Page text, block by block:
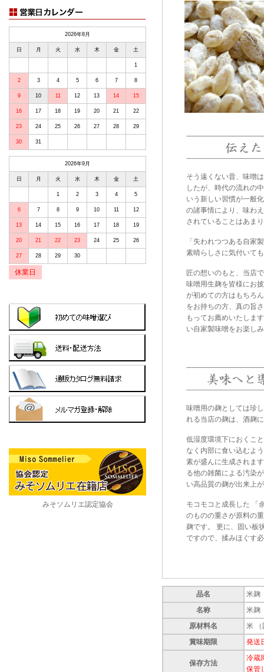
そう遠くない昔、味噌
したが、時代の流れの
いう新しい習慣が一般
の諸事情により、味わ
されていることはあま
「失われつつある自家
素晴らしさに気付いて
匠の想いのもと、当店
味噌用生麹を皆様にお
が初めての方はもちろ
をお持ちの方、真の旨
もってお薦めいたしま
い自家製味噌をお楽し
味噌用の麹としては珍
れる当店の麹は、酒麹
低湿度環境下におくこ
なく内部に食い込むよ
素が盛んに生成されま
る他の雑菌による汚染
い高品質の麹が出来上
モコモコと成長した 「
のものの重さが原料の
麹です。 更に、固い板
ですので、揉みほぐす
品名
米麹
名称
米麹
原材料名
米 （
賞味期限
発送
保存方法
冷蔵
保管
2026年8月
日 月 火 水 木 金 土
1
2 3 4 5 6 7 8
9 10 11 12 13 14 15
16 17 18 19 20 21 22
23 24 25 26 27 28 29
30 31
2026年9月
日 月 火 水 木 金 土
1 2 3 4 5
6 7 8 9 10 11 12
13 14 15 16 17 18 19
20 21 22 23 24 25 26
27 28 29 30
休業日
みそソムリエ認定協会